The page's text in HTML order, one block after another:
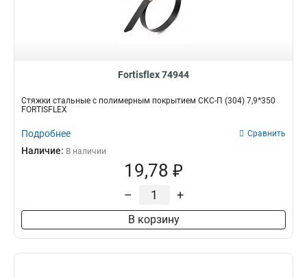
Fortisflex 74944
Стяжки стальные с полимерным покрытием СКС-П (304) 7,9*350
FORTISFLEX
Подробнее Сравнить
Наличие: В наличии
19,78 ₽
– +
В корзину